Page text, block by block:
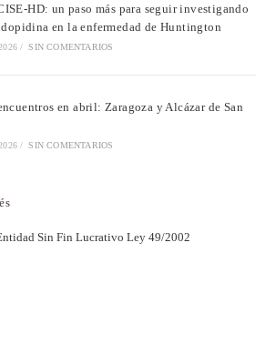
HD: un paso más para seguir investigando
en la enfermedad de Huntington
/ SIN COMENTARIOS
en abril: Zaragoza y Alcázar de San
/ SIN COMENTARIOS
Sin Fin Lucrativo Ley 49/2002